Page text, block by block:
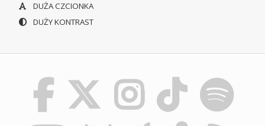
DUŻA CZCIONKA
DUŻY KONTRAST